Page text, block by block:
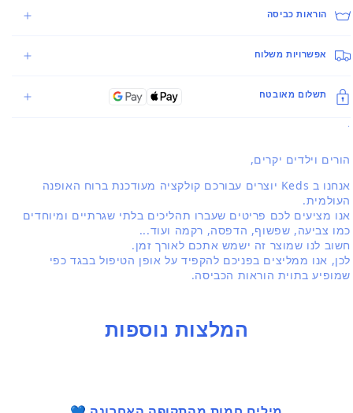
הוראות כביסה
אפשרויות משלוח
תשלום מאובטח
.
הורים וילדים יקרים,
אנחנו ב Keds יוצרים עבורכם קולקציה מעודכנת ברוח האופנה
העולמית.
אנו מציעים לכם פריטים שעברו תהליכים בלתי שגרתיים ומיוחדים
כמו צביעה, שפשוף, הדפסה, רקמה ועוד...
חשוב לנו שמוצר זה ישמש אתכם לאורך זמן.
לכן, אנו ממליצים בפניכם להקפיד על אופן הטיפול בבגד כפי
שמופיע בתוית הוראות הכביסה.
המלצות נוספות